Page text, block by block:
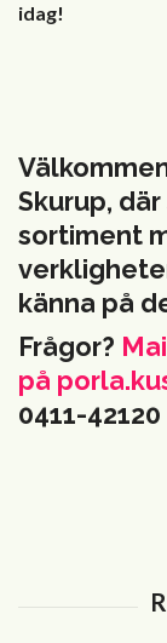
idag!
Skurup,
sortiment
känna på
Frågor?
på
0411-42120